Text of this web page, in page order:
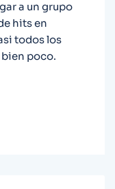
a un grupo
hits en
todos los
poco.